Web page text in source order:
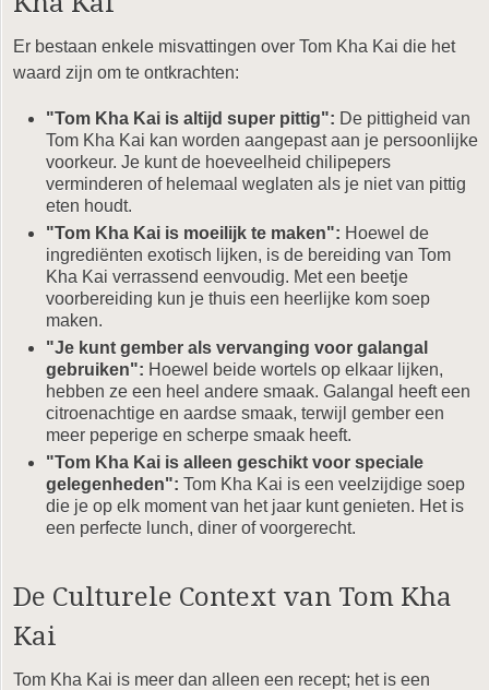
Er bestaan enkele misvattingen over Tom Kha Kai die het
waard zijn om te ontkrachten:
"Tom Kha Kai is altijd super pittig": De pittigheid van
Tom Kha Kai kan worden aangepast aan je persoonlijke
voorkeur. Je kunt de hoeveelheid chilipepers
verminderen of helemaal weglaten als je niet van pittig
eten houdt.
"Tom Kha Kai is moeilijk te maken": Hoewel de
ingrediënten exotisch lijken, is de bereiding van Tom
Kha Kai verrassend eenvoudig. Met een beetje
voorbereiding kun je thuis een heerlijke kom soep
maken.
"Je kunt gember als vervanging voor galangal
gebruiken": Hoewel beide wortels op elkaar lijken,
hebben ze een heel andere smaak. Galangal heeft een
citroenachtige en aardse smaak, terwijl gember een
meer peperige en scherpe smaak heeft.
"Tom Kha Kai is alleen geschikt voor speciale
gelegenheden": Tom Kha Kai is een veelzijdige soep
die je op elk moment van het jaar kunt genieten. Het is
een perfecte lunch, diner of voorgerecht.
De Culturele Context van Tom Kha
Kai
Tom Kha Kai is meer dan alleen een recept; het is een